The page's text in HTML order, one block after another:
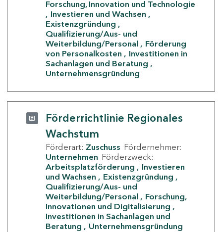
Forschung, Innovation und Technologie
Investieren und Wachsen
Existenzgründung
Qualifizierung/Aus- und
Weiterbildung/Personal
Förderung
von Personalkosten
Investitionen in
Sachanlagen und Beratung
Unternehmensgründung
Förderrichtlinie Regionales
Wachstum
Förderart: Zuschuss Fördernehmer:
Unternehmen Förderzweck:
Arbeitsplatzförderung
Investieren
und Wachsen
Existenzgründung
Qualifizierung/Aus- und
Weiterbildung/Personal
Forschung,
Innovationen und Digitalisierung
Investitionen in Sachanlagen und
Beratung
Unternehmensgründung